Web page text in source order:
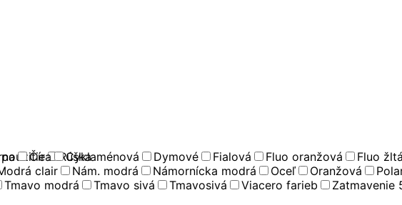
Rúška
Číra Cyklaménová Dymové Fialová Fluo oranžová Fluo žltá
clair Nám. modrá Námornícka modrá Oceľ Oranžová
Tmavo modrá Tmavo sivá Tmavosivá Viacero farieb Zatmavenie